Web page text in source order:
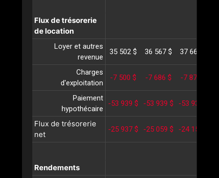
Flux de trésorerie
de location
Loyer et autres
revenue
35 502 $ 36 567 $ 37 664 $
Charges
d'exploitation
-7 500 $ -7 686 $ -7 878 $
Paiement
hypothécaire
-53 939 $ -53 939 $ -53 939 $
Flux de trésorerie
net
-25 937 $ -25 059 $ -24 153 $
Rendements